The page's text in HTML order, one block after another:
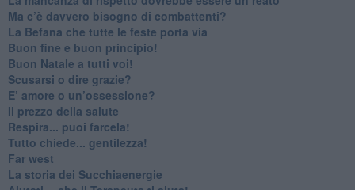
​Ma c’è davvero bisogno di combattenti?
​La Befana che tutte le feste porta via
Buon fine e buon principio!
​Buon Natale a tutti voi!
​Scusarsi o dire grazie?
​E’ amore o un’ossessione?
​Il prezzo della salute
​Respira... puoi farcela!
​Tutto chiede... gentilezza!
​Far west
​La storia dei Succhiaenergie